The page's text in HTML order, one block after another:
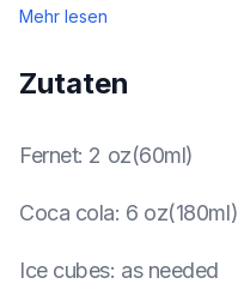
Mehr lesen
Zutaten
Fernet: 2 oz(60ml)
Coca cola: 6 oz(180ml)
Ice cubes: as needed